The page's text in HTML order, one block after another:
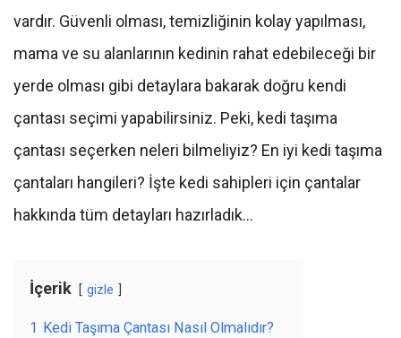
vardır. Güvenli olması, temizliğinin kolay yapılması,
mama ve su alanlarının kedinin rahat edebileceği bir
yerde olması gibi detaylara bakarak doğru kendi
çantası seçimi yapabilirsiniz. Peki, kedi taşıma
çantası seçerken neleri bilmeliyiz? En iyi kedi taşıma
çantaları hangileri? İşte kedi sahipleri için çantalar
hakkında tüm detayları hazırladık…
İçerik gizle
1 Kedi Taşıma Çantası Nasıl Olmalıdır?